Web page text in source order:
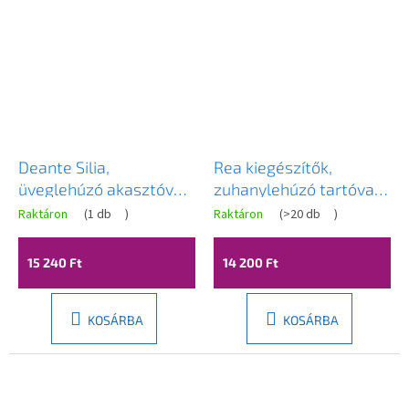
Deante Silia,
üveglehúzó akasztóval,
szálcsiszolt bronz, DEA-
ADI_C31K
Raktáron (1 db )
15 240 Ft
KOSÁRBA
Rea kiegészítők,
zuhanylehúzó tartóval
YZ-G04, matt arany,
REA-72069
Raktáron (>20 db )
14 200 Ft
KOSÁRBA